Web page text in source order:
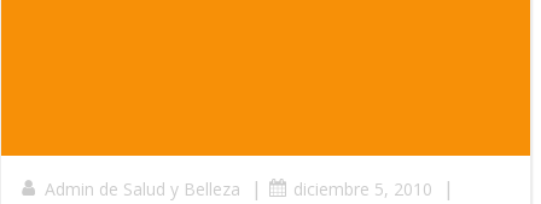
Admin de Salud y Belleza | diciembre 5, 2010
|